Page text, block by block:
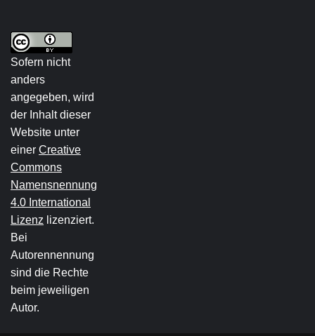
Sofern nicht
anders
angegeben, wird
der Inhalt dieser
Website unter
einer Creative
Commons
Namensnennung
4.0 International
Lizenz lizenziert.
Bei
Autorennennung
sind die Rechte
beim jeweiligen
Autor.